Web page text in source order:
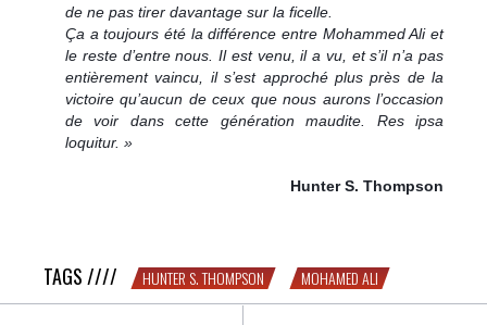
de ne pas tirer davantage sur la ficelle.
Ça a toujours été la différence entre Mohammed Ali et
le reste d’entre nous. Il est venu, il a vu, et s’il n’a pas
entièrement vaincu, il s’est approché plus près de la
victoire qu’aucun de ceux que nous aurons l’occasion
de voir dans cette génération maudite. Res ipsa
loquitur. »
Hunter S. Thompson
TAGS //// HUNTER S. THOMPSON MOHAMED ALI